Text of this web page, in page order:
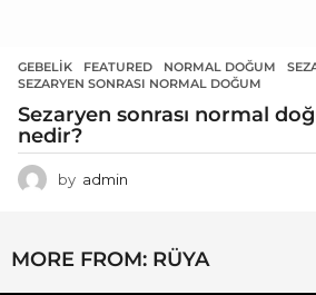
GEBELIK FEATURED ,NORMAL DOĞUM ,
SEZARYEN SONRASI NORMAL DOĞUM
Sezaryen sonrası normal
nedir?
by admin
MORE FROM: RÜYA